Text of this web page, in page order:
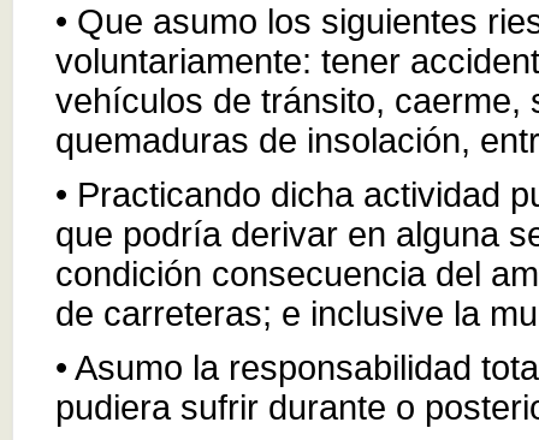
• Que asumo los siguientes
voluntariamente: tener
vehículos de tránsito, caerme,
quemaduras de insolación,
• Practicando dicha actividad
que podría derivar en alguna
condición consecuencia del
de carreteras; e inclusive la
• Asumo la responsabilidad
pudiera sufrir durante o